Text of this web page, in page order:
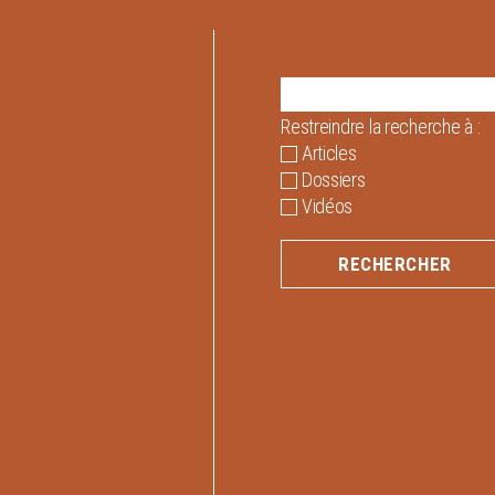
Restreindre la recherche à :
Articles
Dossiers
Vidéos